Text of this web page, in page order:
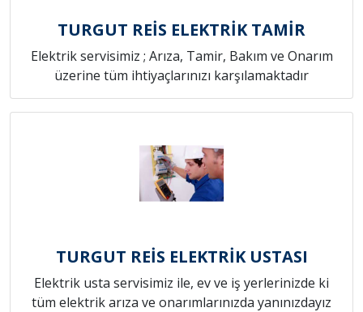
TURGUT REİS ELEKTRİK TAMİR
Elektrik servisimiz ; Arıza, Tamir, Bakım ve Onarım
üzerine tüm ihtiyaçlarınızı karşılamaktadır
TURGUT REİS ELEKTRİK USTASI
Elektrik usta servisimiz ile, ev ve iş yerlerinizde ki
tüm elektrik arıza ve onarımlarınızda yanınızdayız